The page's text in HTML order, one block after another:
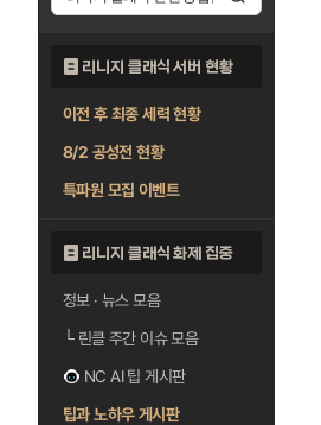
리니지 클래식 서버 현황
이전 후 최종 세력 현황
8/2 공성전 현황
특파원 모집 이벤트
리니지 클래식 화제 집중
정보 · 뉴스 모음
└린클 주간 이슈 모음
NC AI 팁 게시판
팁과 노하우 게시판